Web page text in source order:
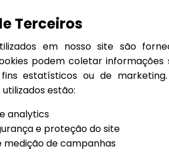
Terceiros
em nosso site são
podem coletar informações
estatísticos ou de
estão:
analytics
e proteção do site
medição de campanhas